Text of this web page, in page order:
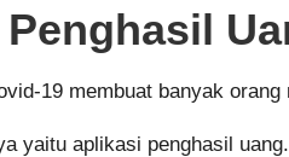
19 membuat banyak
yaitu aplikasi penghasil